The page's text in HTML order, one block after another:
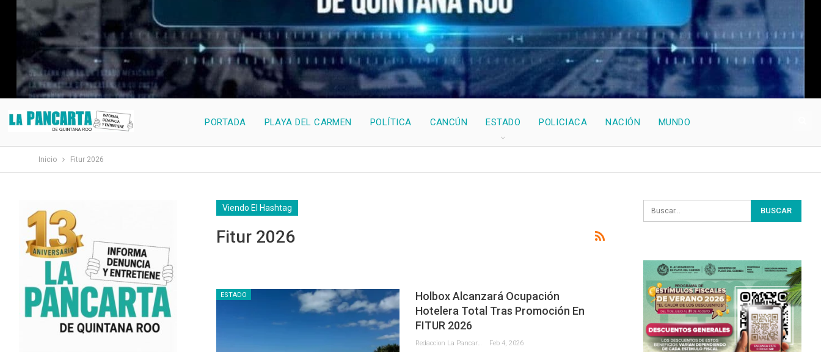
PORTADA PLAYA DEL CARMEN POLÍTICA CANCÚN ESTADO POLICIACA NACIÓN MUNDO
Inicio Fitur 2026
Viendo El Hashtag
Fitur 2026
ESTADO
Holbox Alcanzará Ocupación
Hotelera Total Tras Promoción En
FITUR 2026
Feb 4, 2026